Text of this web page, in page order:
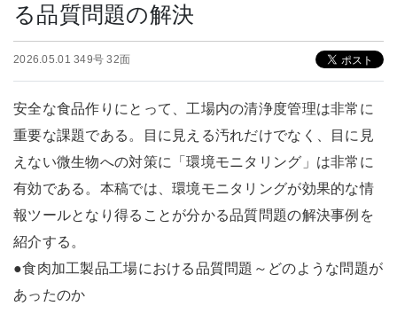
る品質問題の解決
2026.05.01 349号 32面
安全な食品作りにとって、工場内の清浄度管理は非常に
重要な課題である。目に見える汚れだけでなく、目に見
えない微生物への対策に「環境モニタリング」は非常に
有効である。本稿では、環境モニタリングが効果的な情
報ツールとなり得ることが分かる品質問題の解決事例を
紹介する。
●食肉加工製品工場における品質問題～どのような問題が
あったのか